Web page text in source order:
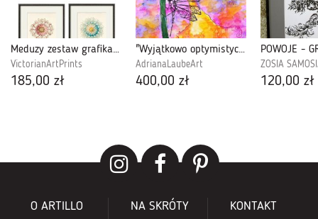
Meduzy zestaw grafika życie morskie prezent
VictorianArtPrints
185,00 zł
"Wyjątkowo optymistyczny pejzaż" akwarela
AdrianaLaubeArt
400,00 zł
ZOSIA
120,00 zł
O ARTILLO NA SKRÓTY KONTAKT